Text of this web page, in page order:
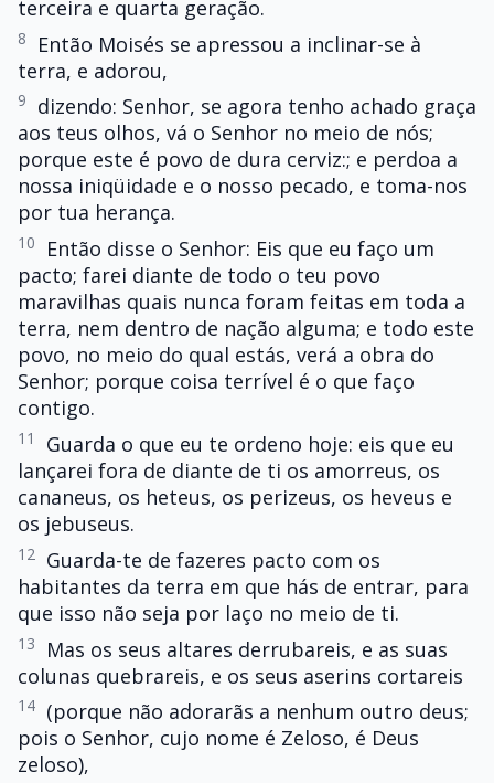
terceira e quarta geração.
8
Então Moisés se apressou a inclinar-se à
terra, e adorou,
9
dizendo: Senhor, se agora tenho achado graça
aos teus olhos, vá o Senhor no meio de nós;
porque este é povo de dura cerviz:; e perdoa a
nossa iniqüidade e o nosso pecado, e toma-nos
por tua herança.
10
Então disse o Senhor: Eis que eu faço um
pacto; farei diante de todo o teu povo
maravilhas quais nunca foram feitas em toda a
terra, nem dentro de nação alguma; e todo este
povo, no meio do qual estás, verá a obra do
Senhor; porque coisa terrível é o que faço
contigo.
11
Guarda o que eu te ordeno hoje: eis que eu
lançarei fora de diante de ti os amorreus, os
cananeus, os heteus, os perizeus, os heveus e
os jebuseus.
12
Guarda-te de fazeres pacto com os
habitantes da terra em que hás de entrar, para
que isso não seja por laço no meio de ti.
13
Mas os seus altares derrubareis, e as suas
colunas quebrareis, e os seus aserins cortareis
14 (porque não adorarãs a nenhum outro deus;
pois o Senhor, cujo nome é Zeloso, é Deus
zeloso),